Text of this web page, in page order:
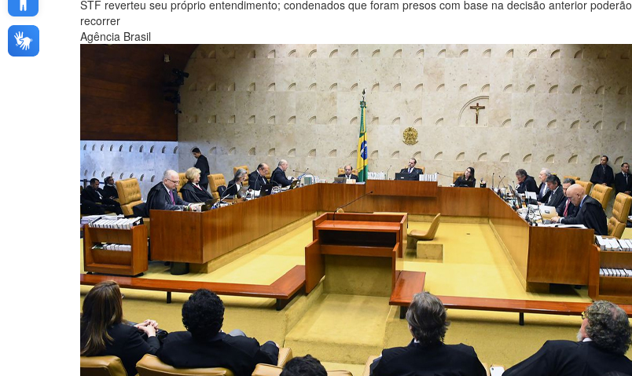
STF reverteu seu próprio entendimento; condenados que foram presos com base na decisão anterior poderão
recorrer
Agência Brasil